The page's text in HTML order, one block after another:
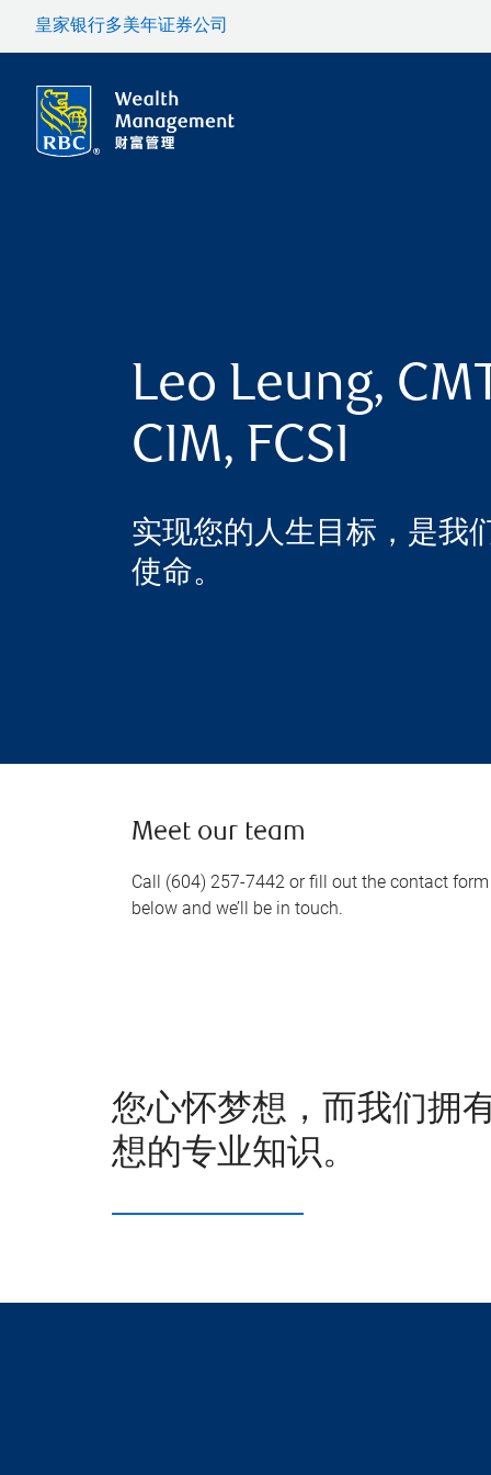
皇家银行多美年证券公司
Leo Leung,
CIM, FCSI
实现您的人生目标，是我
使命。
Meet our team
Call (604) 257-7442 or fill out the contact form
below and we’ll be in touch.
您心怀梦想，而我们拥
想的专业知识。